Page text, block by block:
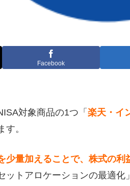
Facebook
対象商品の1つ「 楽天・イ
す。
少量加えることで、株式の利
ットアロケーションの最適